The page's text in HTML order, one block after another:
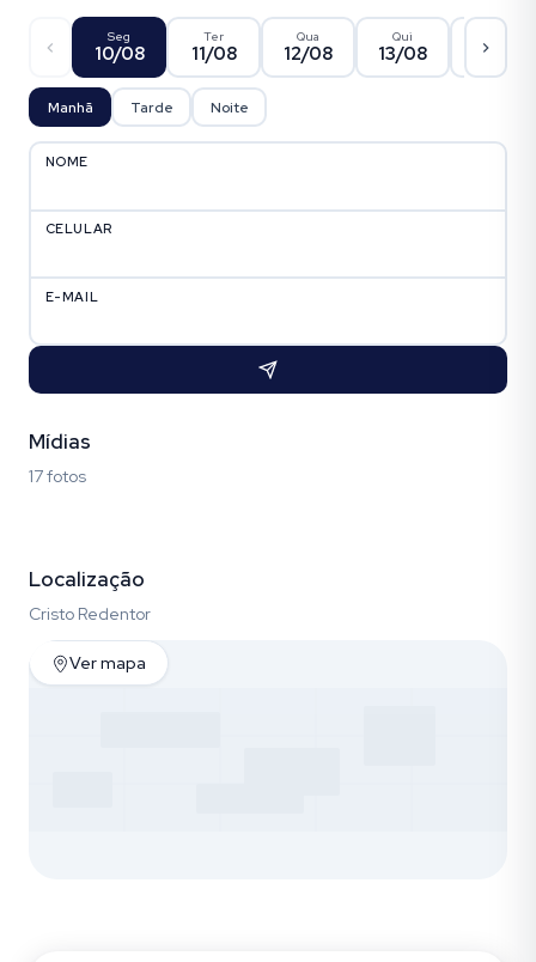
Seg
10/08
Ter
11/08
Qua
12/08
Qui
13/08 14/08
Manhã Tarde Noite
NOME
CELULAR
E-MAIL
Mídias
17 fotos
Localização
Cristo Redentor
Ver mapa